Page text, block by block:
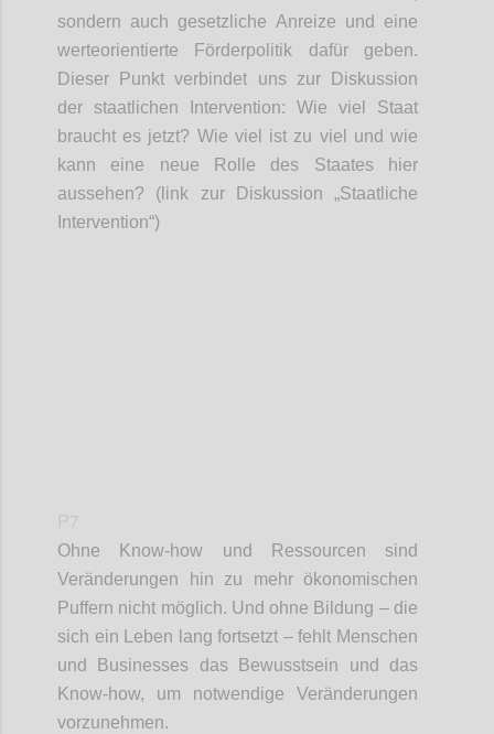
sondern auch gesetzliche Anreize und eine
werteorientierte
Förderpolitik dafür geben.
Dieser Punkt verbindet uns zur
Diskussion
der staatlichen Intervention: Wie viel Staat
braucht es jetzt? Wie viel ist zu viel und wie
kann eine neue Rolle des Staates hier
aussehen? (link zur Diskussion „Staatliche
Intervention“)
Ohne Know-how und Ressourcen sind
Veränderungen hin zu mehr ökonomischen
Puffern nicht möglich. Und ohne Bildung – die
sich ein Leben lang fortsetzt – fehlt Menschen
und
Businesses das Bewusstsein und
das
Know-how, um notwendige Veränderungen
vorzunehmen.